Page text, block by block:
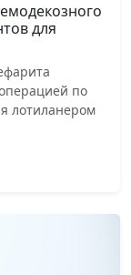
для
по
лотиланером